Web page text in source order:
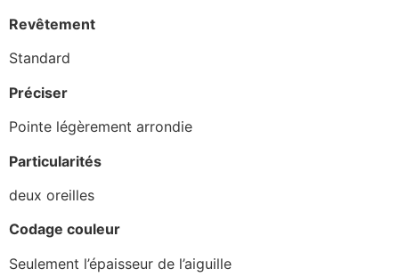
Revêtement
Standard
Préciser
Pointe légèrement arrondie
Particularités
deux oreilles
Codage couleur
Seulement l’épaisseur de l’aiguille